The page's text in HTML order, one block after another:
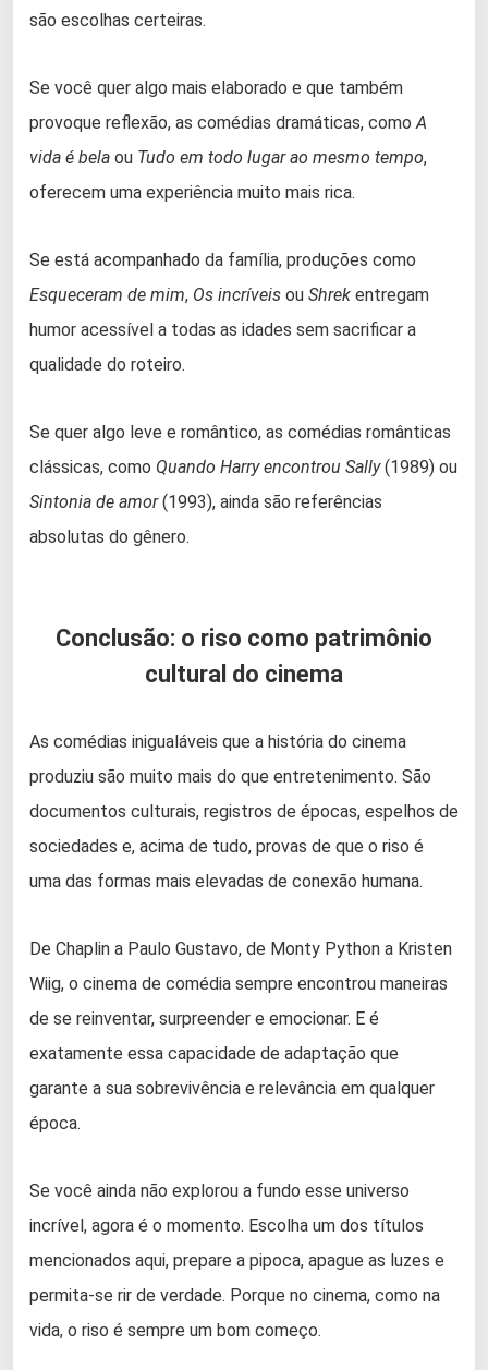
são escolhas certeiras.
Se você quer algo mais elaborado e que também
provoque reflexão, as comédias dramáticas, comoA
vida é bela ou Tudo em todo lugar ao mesmo tempo,
oferecem uma experiência muito mais rica.
Se está acompanhado da família, produções como
Esqueceram de mim, Os incríveis ou Shrek entregam
humor acessível a todas as idades sem sacrificar a
qualidade do roteiro.
Se quer algo leve e romântico, as comédias românticas
clássicas, como Quando Harry encontrou Sally(1989) ou
Sintonia de amor(1993), ainda são referências
absolutas do gênero.
Conclusão: o riso como patrimônio
cultural do cinema
As comédias inigualáveis que a história do cinema
produziu são muito mais do que entretenimento. São
documentos culturais, registros de épocas, espelhos de
sociedades e, acima de tudo, provas de que o riso é
uma das formas mais elevadas de conexão humana.
De Chaplin a Paulo Gustavo, de Monty Python a Kristen
Wiig, o cinema de comédia sempre encontrou maneiras
de se reinventar, surpreender e emocionar. E é
exatamente essa capacidade de adaptação que
garante a sua sobrevivência e relevância em qualquer
época.
Se você ainda não explorou a fundo esse universo
incrível, agora é o momento. Escolha um dos títulos
mencionados aqui, prepare a pipoca, apague as luzes e
permita-se rir de verdade. Porque no cinema, como na
vida, o riso é sempre um bom começo.